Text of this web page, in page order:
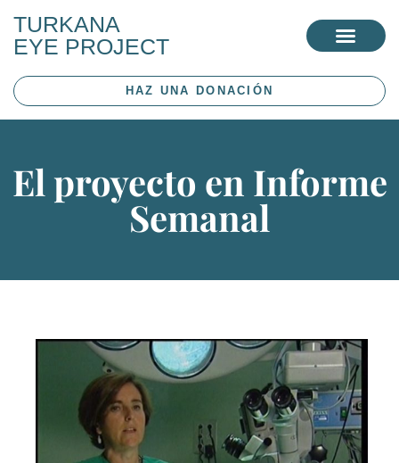
TURKANA
EYE PROJECT
HAZ UNA DONACIÓN
El proyecto en Informe
Semanal